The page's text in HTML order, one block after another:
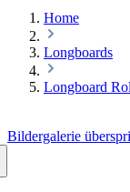
Home
Longboards
Longboard
Bildergalerie